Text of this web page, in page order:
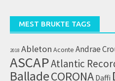
MEST BRUKTE TAGS
2018 Ableton Aconte Andrae
ASCAPAtlantic
BalladeCORONA Daffi